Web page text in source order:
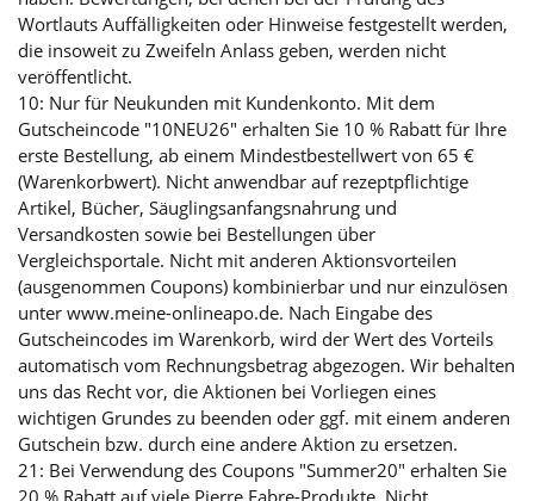
Wortlauts Auffälligkeiten oder Hinweise festgestellt werden,
die insoweit zu Zweifeln Anlass geben, werden nicht
veröffentlicht.
10: Nur für Neukunden mit Kundenkonto. Mit dem
Gutscheincode "10NEU26" erhalten Sie 10 % Rabatt für Ihre
erste Bestellung, ab einem Mindestbestellwert von 65 €
(Warenkorbwert). Nicht anwendbar auf rezeptpflichtige
Artikel, Bücher, Säuglingsanfangsnahrung und
Versandkosten sowie bei Bestellungen über
Vergleichsportale. Nicht mit anderen Aktionsvorteilen
(ausgenommen Coupons) kombinierbar und nur einzulösen
unter www.meine-onlineapo.de. Nach Eingabe des
Gutscheincodes im Warenkorb, wird der Wert des Vorteils
automatisch vom Rechnungsbetrag abgezogen. Wir behalten
uns das Recht vor, die Aktionen bei Vorliegen eines
wichtigen Grundes zu beenden oder ggf. mit einem anderen
Gutschein bzw. durch eine andere Aktion zu ersetzen.
21: Bei Verwendung des Coupons "Summer20" erhalten Sie